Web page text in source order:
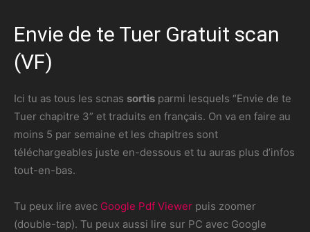
Envie de te Tuer Gratuit scan
(VF)
Ici tu as tous les scnas sortis parmi lesquels “Envie de te
Tuer chapitre 3” et traduits en français. On va en faire au
moins 5 par semaine et les chapitres sont
téléchargeables juste en-dessous et tu auras plus d’infos
tout-en-bas.
Tu peux lire avec Google Pdf Viewer puis zoomer
(double-tap). Tu peux aussi lire sur PC avec Google